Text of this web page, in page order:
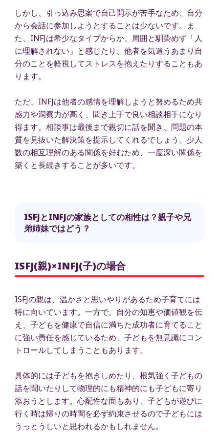
しかし、引っ込み思案で自己開示が苦手なため、自分
から会話に参加しようとすることは少ないです。ま
た、INFJは希少なタイプからか、周囲と馴染めず「人
に理解されない」と感じたり、他者を気遣うあまり自
分のことを軽視してストレスを抱えたりすることもあ
ります。
ただ、INFJは他者の感情を理解しようと努めるため共
感力や洞察力が高く、聞き上手で良い相談相手になり
得ます。相談事は最後まで親切に話を聞き、問題の本
質を見抜いた解決策を提示してくれるでしょう。少人
数の相互理解のある関係を好むため、一度深い関係を
築くと長続きすることが多いです。
ISFJとINFJの家族としての相性は？親子や兄
弟姉妹ではどう？
ISFJ(親)×INFJ(子)の場合
ISFJの親は、温かさと思いやりがあるため子育てには
特に向いています。一方で、自分の知恵や価値観を伝
え、子どもを健康で自信に満ちた成功者に育てること
に強い責任を感じているため、子どもを無意識にコン
トロールしてしまうこともあります。
具体的には子どもを抱きしめたり、根気強く子どもの
話を聞いたりして物理的にも精神的にも子どもに寄り
添おうとします。心配性な面もあり、子どもが遊びに
行く時は帰りの時間を必ず約束させるので子どもには
うっとうしいと思われるかもしれません。